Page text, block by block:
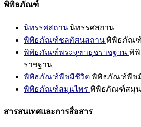
พิพิธภัณฑ์
นิทรรศสถาน นิทรรศสถาน
พิพิธภัณฑ์ชลทัศนสถาน พิพิธภัณฑ์
พิพิธภัณฑ์พระจุฑาธุชราชฐาน พิ
ราชฐาน
พิพิธภัณฑ์พืชมีชีวิต พิพิธภัณฑ์พืช
พิพิธภัณฑ์สมุนไพร พิพิธภัณฑ์สมุน
สารสนเทศและการสื่อสาร